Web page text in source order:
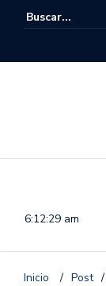
6:12:29 am
Inicio / Post /